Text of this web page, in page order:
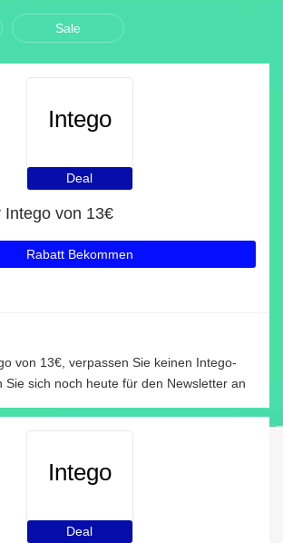
Sale
Intego
Deal
Intego von 13€
Rabatt Bekommen
von 13€, verpassen Sie keinen Intego-
Sie sich noch heute für den Newsletter an
Intego
Deal